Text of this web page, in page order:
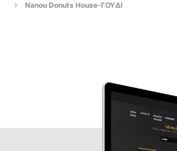
Nanou Donuts House-ΓΟΥΔΙ